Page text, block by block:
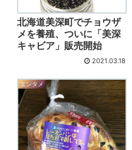
北海道美深町でチョウザ
メを養殖、ついに「美深
キャビア」販売開始
2021.03.18
エンタメ